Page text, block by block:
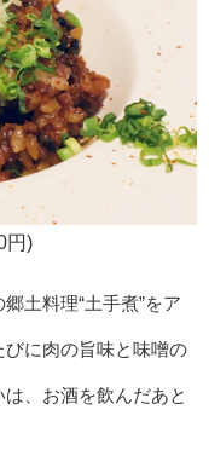
円)
土料理“土手煮”をア
に肉の旨味と味噌の
、お酒を飲んだあと